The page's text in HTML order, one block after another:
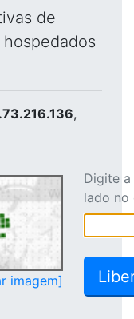
de
,
imagem]
Digite
lado no